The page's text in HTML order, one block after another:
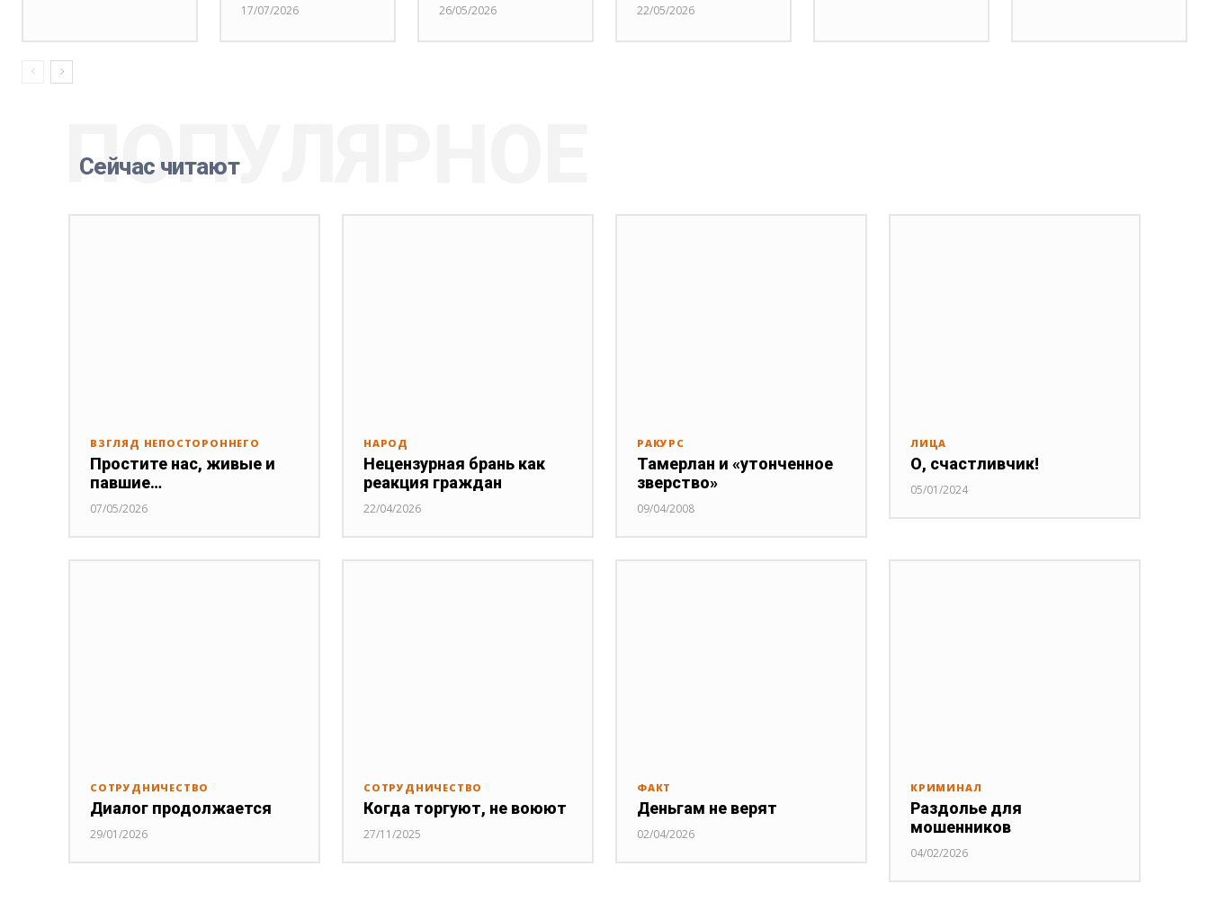
17/07/2026 26/05/2026 22/05/2026
Сейчас читают
ПОПУЛЯРНОЕ
ВЗГЛЯД НЕПОСТОРОННЕГО
Простите нас, живые и
павшие…
07/05/2026
НАРОД
Нецензурная брань как
реакция граждан
22/04/2026
РАКУРС
Тамерлан и «утонченное
зверство»
09/04/2008
ЛИЦА
О, счастливчик!
05/01/2024
СОТРУДНИЧЕСТВО
Диалог продолжается
29/01/2026
СОТРУДНИЧЕСТВО
Когда торгуют, не воюют
27/11/2025
ФАКТ
Деньгам не верят
02/04/2026
КРИМИНАЛ
Раздолье для
мошенников
04/02/2026